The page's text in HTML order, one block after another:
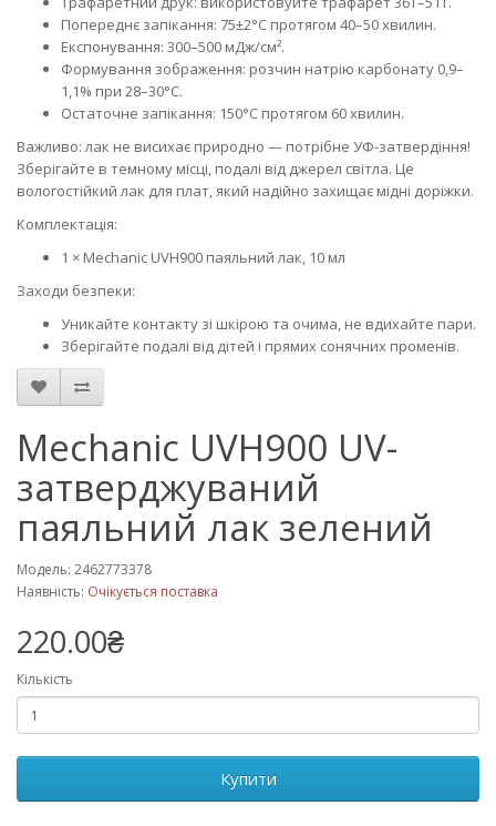
Попереднє запікання: 75±2°C протягом 40–50 хвилин.
Експонування: 300–500 мДж/см².
Формування зображення: розчин натрію карбонату 0,9–
1,1% при 28–30°C.
Остаточне запікання: 150°C протягом 60 хвилин.
Важливо: лак не висихає природно — потрібне УФ-затвердіння!
Зберігайте в темному місці, подалі від джерел світла. Це
вологостійкий лак для плат, який надійно захищає мідні доріжки.
Комплектація:
1 × Mechanic UVH900 паяльний лак, 10 мл
Заходи безпеки:
Уникайте контакту зі шкірою та очима, не вдихайте пари.
Зберігайте подалі від дітей і прямих сонячних променів.
Mechanic UVH900 UV-
затверджуваний
паяльний лак зелений
Модель: 2462773378
Наявність: Очікується поставка
220.00₴
Кількість
Купити